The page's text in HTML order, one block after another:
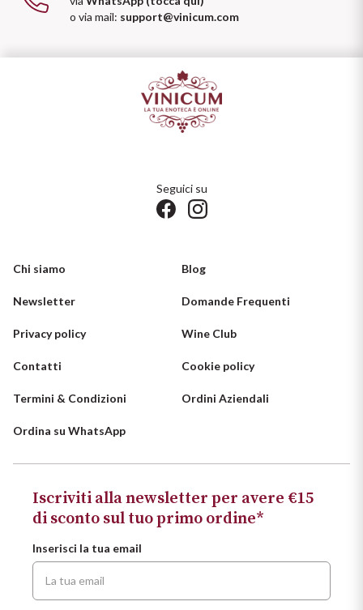
Scopri di più
Vini Emiliani
Vini Friulani
Vini Siciliani
Vini Toscani
Vini Trentini
Vini Veneti
Vini della Champagne
Vini della Borgogna
Vini Bordeaux
Vedi tutti
o via mail: support@vinicum.com
Seguici su
Chi siamo Blog
Newsletter Domande Frequenti
Privacy policy Wine Club
Contatti Cookie policy
Termini & Condizioni Ordini Aziendali
Ordina su WhatsApp
Iscriviti alla newsletter per avere €15
di sconto sul tuo primo ordine*
Inserisci la tua email